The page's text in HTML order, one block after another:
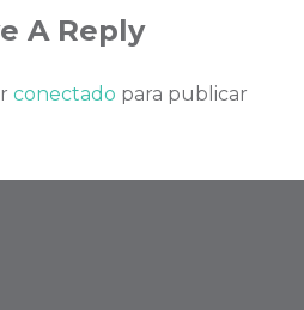
A Reply
conectado para publicar